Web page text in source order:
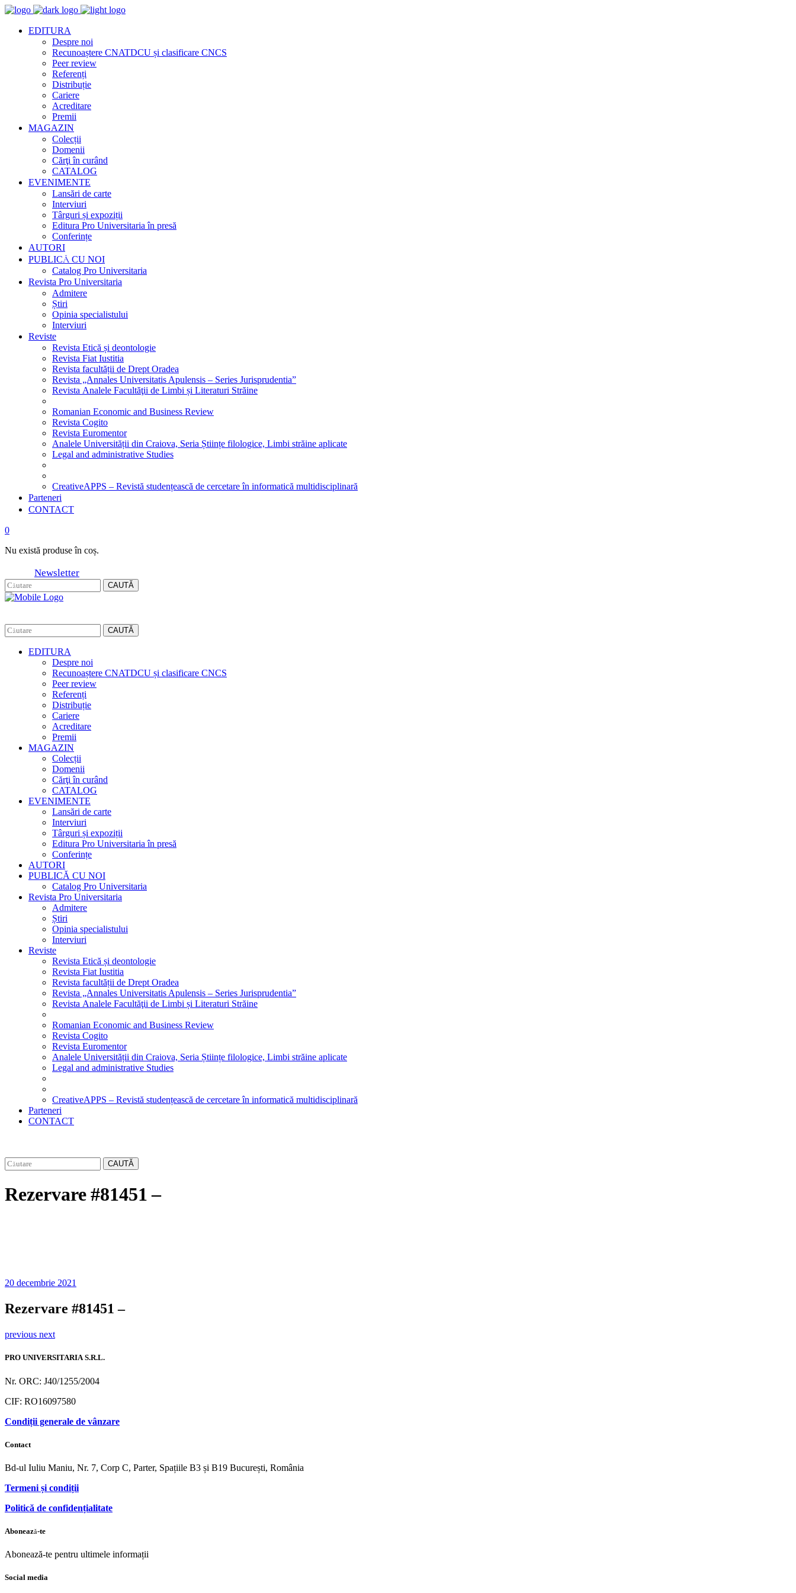
EDITURA
Despre noi
Recunoaștere CNATDCU și clasificare CNCS
Peer review
Referenți
Distribuție
Cariere
Acreditare
Premii
MAGAZIN
Colecții
Domenii
Cărţi în curând
CATALOG
EVENIMENTE
Lansări de carte
Interviuri
Târguri și expoziții
Editura Pro Universitaria în presă
Conferințe
AUTORI
PUBLICĂ CU NOI
Catalog Pro Universitaria
Revista Pro Universitaria
Admitere
Știri
Opinia specialistului
Interviuri
Reviste
Revista Etică și deontologie
Revista Fiat Iustitia
Revista facultății de Drept Oradea
Revista „Annales Universitatis Apulensis – Series Jurisprudentia”
Revista Analele Facultăţii de Limbi și Literaturi Străine
Romanian Economic and Business Review
Revista Cogito
Revista Euromentor
Analele Universității din Craiova, Seria Științe filologice, Limbi străine aplicate
Legal and administrative Studies
CreativeAPPS – Revistă studențească de cercetare în informatică multidisciplinară
Parteneri
CONTACT
0
Nu există produse în coș.
Newsletter
CAUTĂ
CAUTĂ
EDITURA
Despre noi
Recunoaștere CNATDCU și clasificare CNCS
Peer review
Referenți
Distribuție
Cariere
Acreditare
Premii
MAGAZIN
Colecții
Domenii
Cărţi în curând
CATALOG
EVENIMENTE
Lansări de carte
Interviuri
Târguri și expoziții
Editura Pro Universitaria în presă
Conferințe
AUTORI
PUBLICĂ CU NOI
Catalog Pro Universitaria
Revista Pro Universitaria
Admitere
Știri
Opinia specialistului
Interviuri
Reviste
Revista Etică și deontologie
Revista Fiat Iustitia
Revista facultății de Drept Oradea
Revista „Annales Universitatis Apulensis – Series Jurisprudentia”
Revista Analele Facultăţii de Limbi și Literaturi Străine
Romanian Economic and Business Review
Revista Cogito
Revista Euromentor
Analele Universității din Craiova, Seria Științe filologice, Limbi străine aplicate
Legal and administrative Studies
CreativeAPPS – Revistă studențească de cercetare în informatică multidisciplinară
Parteneri
CONTACT
CAUTĂ
Rezervare #81451 –
20 decembrie 2021
Rezervare #81451 –
previous next
PRO UNIVERSITARIA S.R.L.
Nr. ORC: J40/1255/2004
CIF: RO16097580
Condiții generale de vânzare
Contact
Bd-ul Iuliu Maniu, Nr. 7, Corp C, Parter, Spațiile B3 și B19 București, România
Termeni și condiții
Politică de confidențialitate
Abonează-te
Abonează-te pentru ultimele informații
Social media